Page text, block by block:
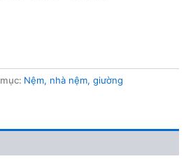
Nệm, nhà nệm, giường